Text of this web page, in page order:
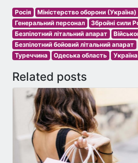
Росія Міністерство оборони (Україна)
Генеральний персонал
Збройні сили
Безпілотний літальний апарат
Безпілотний бойовий літальний апарат
Туреччина
Одеська область Україна
Related posts